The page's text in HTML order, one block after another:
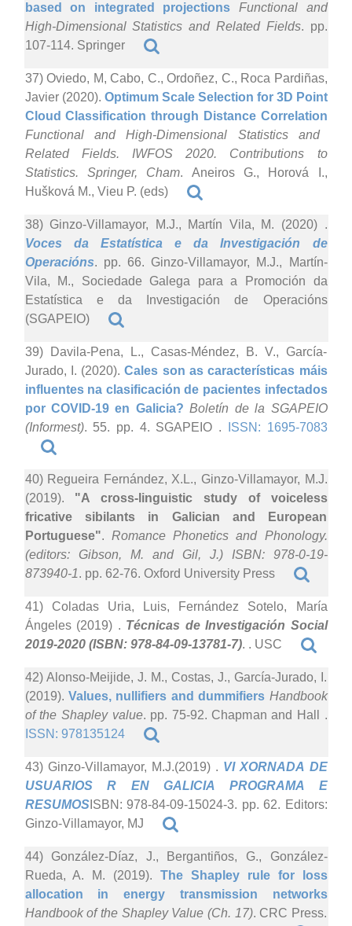
based on integrated projections Functional and
High-Dimensional Statistics and Related Fields. pp.
107-114. Springer
37) Oviedo, M, Cabo, C., Ordoñez, C., Roca Pardiñas,
Javier (2020). Optimum Scale Selection for 3D Point
Cloud Classification through Distance Correlation
Functional and High-Dimensional Statistics and
Related Fields. IWFOS 2020. Contributions to
Statistics. Springer, Cham. Aneiros G., Horová I.,
Hušková M., Vieu P. (eds)
38) Ginzo-Villamayor, M.J., Martín Vila, M. (2020) .
Voces da Estatística e da Investigación de
Operacións. pp. 66. Ginzo-Villamayor, M.J., Martín-
Vila, M., Sociedade Galega para a Promoción da
Estatística e da Investigación de Operacións
(SGAPEIO)
39) Davila-Pena, L., Casas-Méndez, B. V., García-
Jurado, I. (2020).Cales son as características máis
influentes na clasificación de pacientes infectados
por COVID-19 en Galicia? Boletín de la SGAPEIO
(Informest). 55. pp. 4. SGAPEIO . ISSN: 1695-7083
40) Regueira Fernández, X.L., Ginzo-Villamayor, M.J.
(2019). "A cross-linguistic study of voiceless
fricative sibilants in Galician and European
Portuguese". Romance Phonetics and Phonology.
(editors: Gibson, M. and Gil, J.) ISBN: 978-0-19-
873940-1. pp. 62-76. Oxford University Press
41) Coladas Uria, Luis, Fernández Sotelo, María
Ángeles (2019) . Técnicas de Investigación Social
2019-2020 (ISBN: 978-84-09-13781-7). . USC
42) Alonso-Meijide, J. M., Costas, J., García-Jurado, I.
(2019). Values, nullifiers and dummifiers Handbook
of the Shapley value. pp. 75-92. Chapman and Hall .
ISSN: 978135124
43) Ginzo-Villamayor, M.J.(2019) . VI XORNADA DE
USUARIOS R EN GALICIA PROGRAMA E
RESUMOSISBN: 978-84-09-15024-3. pp. 62. Editors:
Ginzo-Villamayor, MJ
44) González-Díaz, J., Bergantiños, G., González-
Rueda, A. M. (2019). The Shapley rule for loss
allocation in energy transmission networks
Handbook of the Shapley Value (Ch. 17). CRC Press.